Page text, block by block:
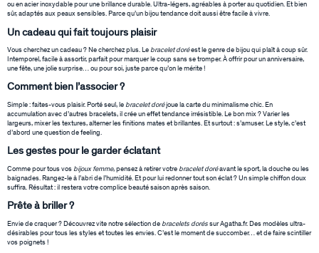
ou en acier inoxydable pour une brillance durable. Ultra-légers, agréables à porter au quotidien. Et bien
sûr, adaptés aux peaux sensibles. Parce qu’un bijou tendance doit aussi être facile à vivre.
Un cadeau qui fait toujours plaisir
Vous cherchez un cadeau ? Ne cherchez plus. Le bracelet doréest le genre de bijou qui plaît à coup sûr.
Intemporel, facile à assortir, parfait pour marquer le coup sans se tromper. À offrir pour un anniversaire,
une fête, une jolie surprise… ou pour soi, juste parce qu’on le mérite !
Comment bien l’associer ?
Simple : faites-vous plaisir. Porté seul, le bracelet doréjoue la carte du minimalisme chic. En
accumulation avec d’autres bracelets, il crée un effet tendance irrésistible. Le bon mix ? Varier les
largeurs, mixer les textures, alterner les finitions mates et brillantes. Et surtout : s’amuser. Le style, c’est
d’abord une question de feeling.
Les gestes pour le garder éclatant
Comme pour tous vos bijoux femme, pensez à retirer votre bracelet doréavant le sport, la douche ou les
baignades. Rangez-le à l’abri de l’humidité. Et pour lui redonner tout son éclat ? Un simple chiffon doux
suffira. Résultat : il restera votre complice beauté saison après saison.
Prête à briller ?
Envie de craquer ? Découvrez vite notre sélection de bracelets dorés sur Agatha.fr. Des modèles ultra-
désirables pour tous les styles et toutes les envies. C’est le moment de succomber… et de faire scintiller
vos poignets !